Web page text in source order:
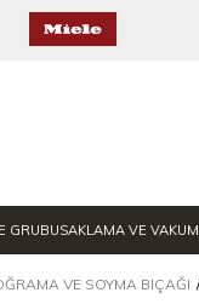
GRUBUSAKLAMA VE VAKUM
VE SOYMA BIÇAĞI